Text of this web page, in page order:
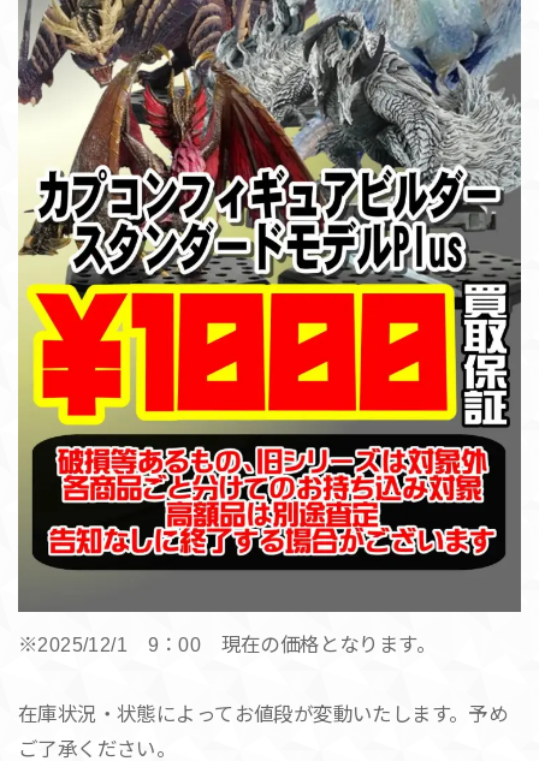
※2025/12/1 9：00 現在の価格となります。
在庫状況・状態によってお値段が変動いたします。予め
ご了承ください。